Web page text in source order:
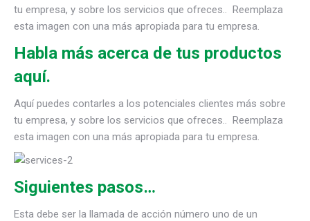
tu empresa, y sobre los servicios que ofreces.. Reemplaza
esta imagen con una más apropiada para tu empresa.
Habla más acerca de tus productos
aquí.
Aquí puedes contarles a los potenciales clientes más sobre
tu empresa, y sobre los servicios que ofreces.. Reemplaza
esta imagen con una más apropiada para tu empresa.
Siguientes pasos…
Esta debe ser la llamada de acción número uno de un